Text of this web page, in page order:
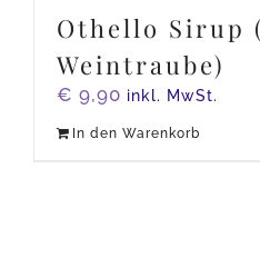
Othello Sirup
Weintraube)
€ 9,90 inkl. MwSt.
In den Warenkorb